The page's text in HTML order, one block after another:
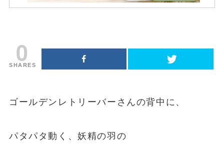
0
SHARES
ゴールデンレトリーバーさんの背中に、
パタパタ動く、妖精の羽の